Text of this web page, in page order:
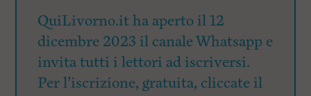
QuiLivorno.it ha aperto il 12
dicembre 2023 il canale Whatsapp e
invita tutti i lettori ad iscriversi.
Per l’iscrizione, gratuita, cliccate il